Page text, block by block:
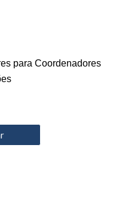
para Coordenadores